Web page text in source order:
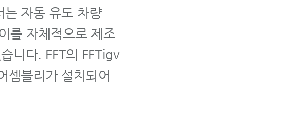
는 자동 유도 차량
를 자체적으로 제조
니다. FFT의 FFTigv
셈블리가 설치되어